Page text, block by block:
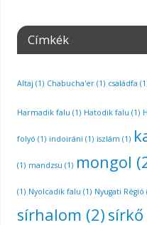
Címkék
Altaj (1) Chabucha'er(1) családfa
Harmadik falu (1) Hatodik falu (1)
folyó (1) indoiráni (1) iszlám (1)
(1) mandzsu (1) mongol
(1) Nyolcadik falu (1) Nyugati Régió
sírhalom (2) sírkő